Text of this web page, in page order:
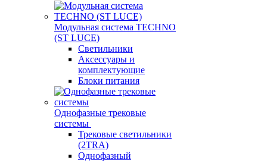
Модульная система TECHNO
(ST LUCE)
Светильники
Аксессуары и
комплектующие
Блоки питания
Однофазные трековые
системы
Трековые светильники
(2TRA)
Однофазный